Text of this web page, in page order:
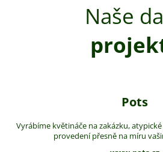
Naše
Pots
Vyrábíme květináče na zakázku,
provedení přesně na míru